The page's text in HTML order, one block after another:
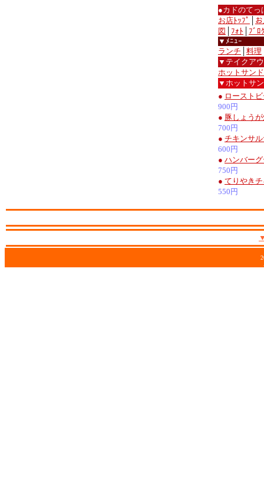
●カドのて
お店ﾄｯﾌﾟ
図
ﾌｫﾄ
ﾌﾞﾛ
▼ﾒﾆｭｰ
ランチ
料理
▼テイクア
ホットサンド
▼ホットサ
● ロースト
900円
● 豚しょう
700円
● チキンサ
600円
● ハンバー
750円
● てりやき
550円